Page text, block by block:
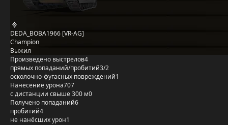
DEDA_BOBA1966 [VR-AG]
Champion
Выжил
Произведено выстрелов4
прямых попаданий/пробитий3/2
осколочно-фугасных повреждений1
Нанесение урона707
с дистанции свыше 300 м0
Получено попаданий6
пробитий4
не нанёсших урон1